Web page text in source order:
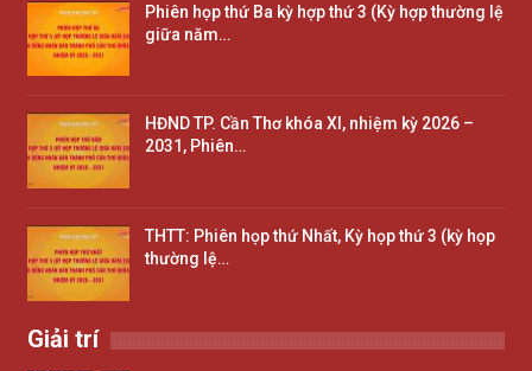
Phiên họp thứ Ba kỳ hợp thứ 3 (Kỳ hợp thường lệ
giữa năm…
HĐND TP. Cần Thơ khóa XI, nhiệm kỳ 2026 –
2031, Phiên…
THTT: Phiên họp thứ Nhất, Kỳ họp thứ 3 (kỳ họp
thường lệ…
Giải trí